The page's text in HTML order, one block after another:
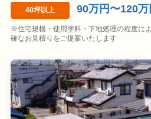
40坪以上 90万円〜120万
※住宅規模・使用塗料・下地処理の程度に
確なお見積りをご提案いたします